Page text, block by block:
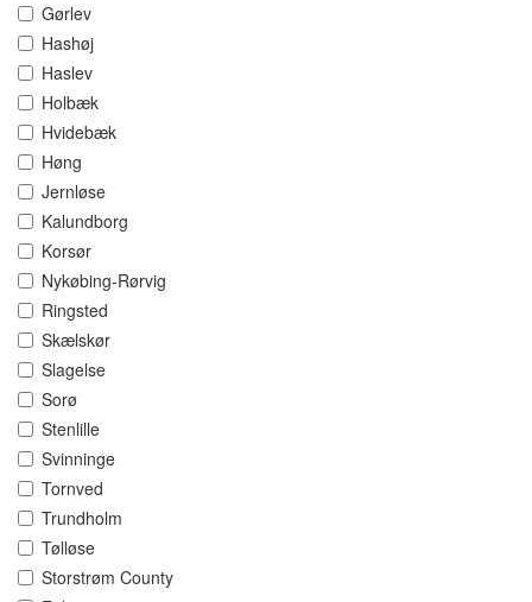
Gørlev
Hashøj
Haslev
Holbæk
Hvidebæk
Høng
Jernløse
Kalundborg
Korsør
Nykøbing-Rørvig
Ringsted
Skælskør
Slagelse
Sorø
Stenlille
Svinninge
Tornved
Trundholm
Tølløse
Storstrøm County